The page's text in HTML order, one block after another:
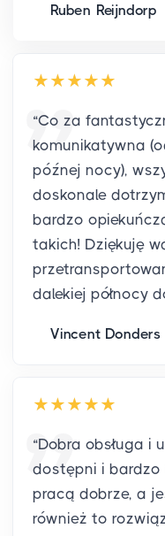
Ruben Reijndorp
“Co za
komunikatywna
późnej nocy),
doskonale
bardzo
takich! Dziękuję
dalekiej północy
Vincent Donders
“Dobra obsługa i
dostępni i bardzo
pracą dobrze, a
również to